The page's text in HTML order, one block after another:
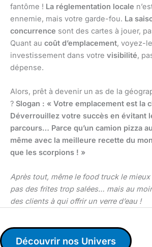
fantôme ! La réglementation locale
ennemie, mais votre garde-fou. La
concurrence sont des cartes à jouer,
Quant au coût d’emplacement, voyez-
investissement dans votre visibilité,
dépense.
Alors, prêt à devenir un as de la
? Slogan : « Votre emplacement est la
Déverrouillez votre succès en évitant
parcours… Parce qu’un camion pizza
même avec la meilleure recette du
que les scorpions ! »
Après tout, même le food truck le mieux
pas des frites trop salées… mais au
des clients à qui offrir un verre d’eau !
Découvrir nos Univers